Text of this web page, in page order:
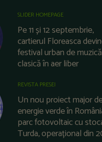
SLIDER HOMEPAGE
Pe 11 și 12 septembrie,
cartierul Floreasca
festival urban de muzică
clasică în aer liber
REVISTA PRESEI
Un nou proiect major
energie verde în
parc fotovoltaic cu
Turda, operațional din